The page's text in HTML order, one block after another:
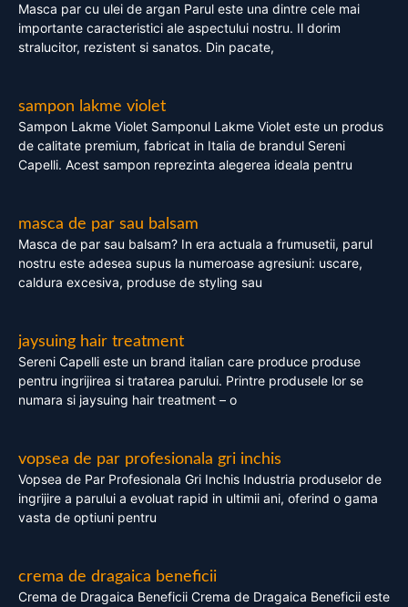
Masca par cu ulei de argan Parul este una dintre cele mai
importante caracteristici ale aspectului nostru. Il dorim
stralucitor, rezistent si sanatos. Din pacate,
sampon lakme violet
Sampon Lakme Violet Samponul Lakme Violet este un produs
de calitate premium, fabricat in Italia de brandul Sereni
Capelli. Acest sampon reprezinta alegerea ideala pentru
masca de par sau balsam
Masca de par sau balsam? In era actuala a frumusetii, parul
nostru este adesea supus la numeroase agresiuni: uscare,
caldura excesiva, produse de styling sau
jaysuing hair treatment
Sereni Capelli este un brand italian care produce produse
pentru ingrijirea si tratarea parului. Printre produsele lor se
numara si jaysuing hair treatment – o
vopsea de par profesionala gri inchis
Vopsea de Par Profesionala Gri Inchis Industria produselor de
ingrijire a parului a evoluat rapid in ultimii ani, oferind o gama
vasta de optiuni pentru
crema de dragaica beneficii
Crema de Dragaica Beneficii Crema de Dragaica Beneficii este